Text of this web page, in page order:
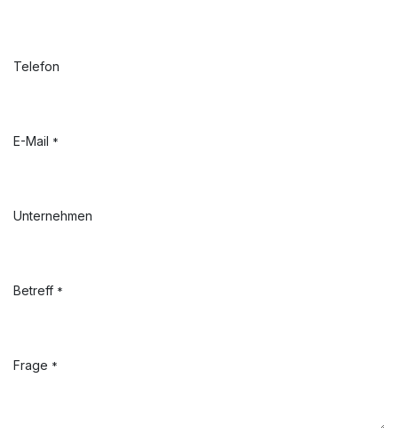
Telefon
E-Mail *
Unternehmen
Betreff *
Frage *